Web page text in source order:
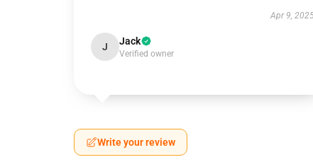
Apr 9,
J Jack
Verified owner
Write your review